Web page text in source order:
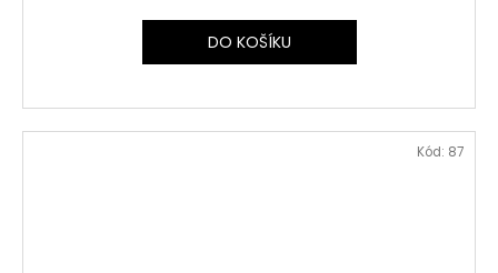
DO KOŠÍKU
Kód: 87